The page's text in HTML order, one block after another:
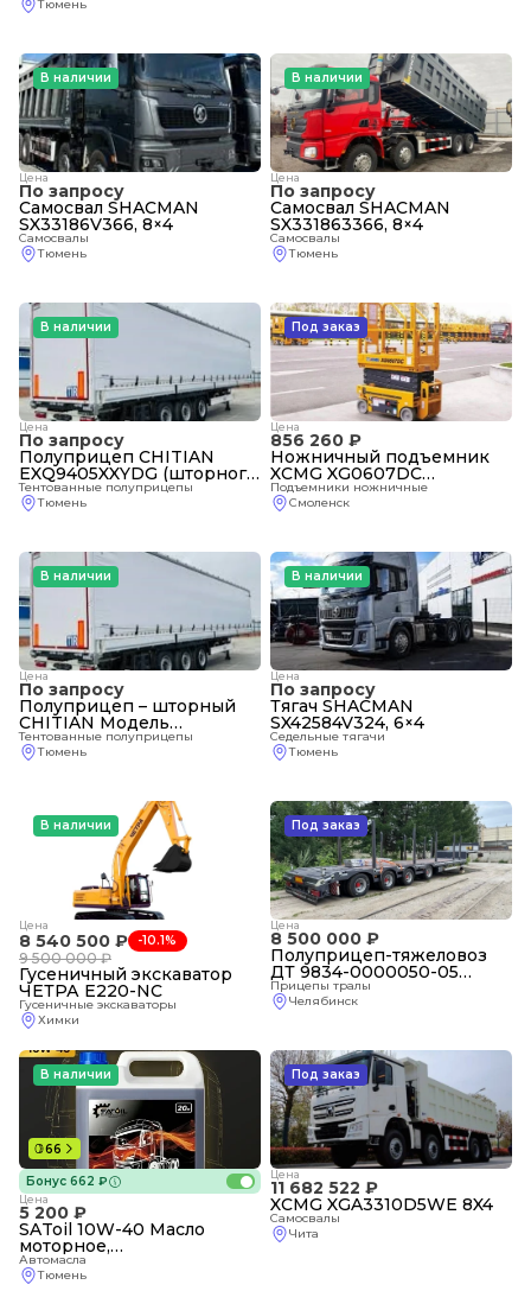
Тюмень
В наличии
Цена
По запросу
Самосвал SHACMAN
SX33186V366, 8×4
Самосвалы
Тюмень
В наличии
Цена
По запросу
Самосвал SHACMAN
SX331863366, 8×4
Самосвалы
Тюмень
В наличии
Цена
По запросу
Полуприцеп CHITIAN
EXQ9405XXYDG (шторного
типа)
Тентованные полуприцепы
Тюмень
Под заказ
Цена
856 260 ₽
Ножничный подъемник
XCMG XG0607DC
самоходный
Подъемники ножничные
Смоленск
В наличии
Цена
По запросу
Полуприцеп – шторный
CHITIAN Модель
EXQ9408-RU-XXY
Тентованные полуприцепы
Тюмень
В наличии
Цена
По запросу
Тягач SHACMAN
SX42584V324, 6×4
Седельные тягачи
Тюмень
В наличии
Цена
8 540 500 ₽ -10.1%
9 500 000 ₽
Гусеничный экскаватор
ЧЕТРА Е220-NC
Гусеничные экскаваторы
Химки
Под заказ
Цена
8 500 000 ₽
Полуприцеп-тяжеловоз
ДТ 9834-0000050-05
(спецификация 50-РП)
Прицепы тралы
Челябинск
В наличии
66
Бонус 662 ₽
Цена
5 200 ₽
SAToil 10W-40 Масло
моторное,
Полусинтетическое, 20 л
[CLONE]
Автомасла
Тюмень
Под заказ
Цена
11 682 522 ₽
XCMG XGA3310D5WE 8X4
Самосвалы
Чита